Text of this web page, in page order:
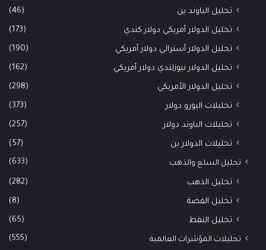
تحليل الباوند ين (46)
تحليل الدولار أمريكي دولار كندي (173)
تحليل الدولار أسترالي دولار أمريكي (190)
تحليل الدولار نيوزلندي دولار أمريكي (162)
تحليل الدولار الأمريكي (298)
تحليلات اليورو دولار (373)
تحليلات الباوند دولار (257)
تحليلات الدولار ين (57)
تحليل السلع والذهب (633)
تحليل الذهب (282)
تحليل الفضة (8)
تحليل النفط (65)
تحليلات المؤشرات العالمية (555)